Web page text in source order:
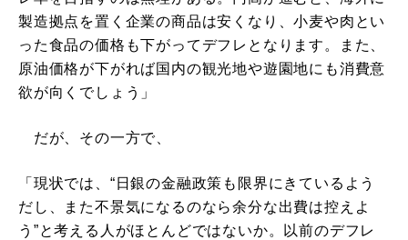
製造拠点を置く企業の商品は安くなり、小麦や肉とい
った食品の価格も下がってデフレとなります。また、
原油価格が下がれば国内の観光地や遊園地にも消費意
欲が向くでしょう」
だが、その一方で、
「現状では、“日銀の金融政策も限界にきているよう
だし、また不景気になるのなら余分な出費は控えよ
う”と考える人がほとんどではないか。以前のデフレ